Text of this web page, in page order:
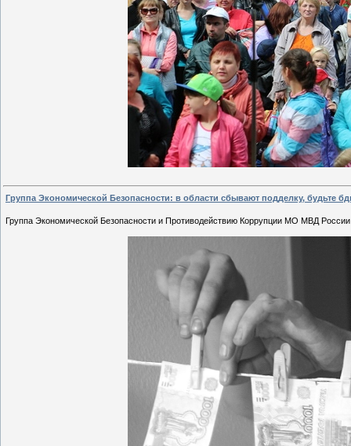
Группа Экономической Безопасности: в области сбывают подделку, будьте
Группа Экономической Безопасности и Противодействию Коррупции МО МВД